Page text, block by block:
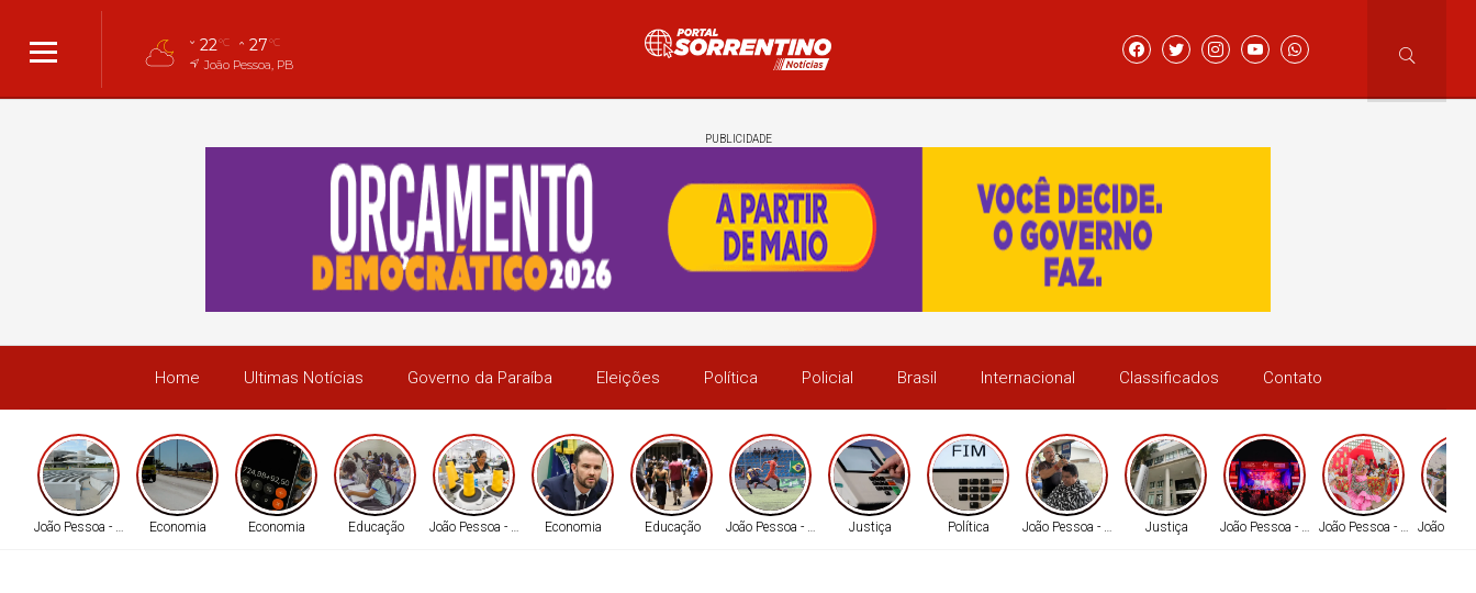
22°C 27°C
João Pessoa, PB
PUBLICIDADE
Home Ultimas Notícias Governo da Paraíba Eleições Política Policial Brasil Internacional Classificados Contato
João Pessoa - PB Economia Economia Educação João Pessoa - PB Economia Educação João Pessoa - PB Justiça Política João Pessoa - PB Justiça João Pessoa - PB João Pessoa - PB João